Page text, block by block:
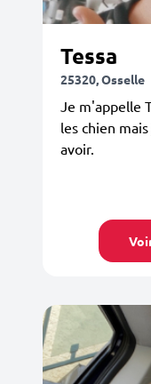
Tessa
25320, Osselle
Je m'appelle
les chien
avoir.